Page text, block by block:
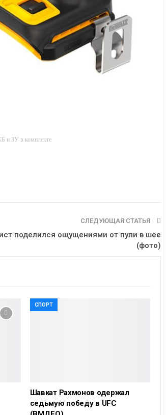
и ЗУ в комплекте
СЛЕДУЮЩАЯ СТАТЬЯ
поделился ощущениями от пули в шее
(фото)
СПОРТ
Шавкат Рахмонов одержал
седьмую победу в UFC